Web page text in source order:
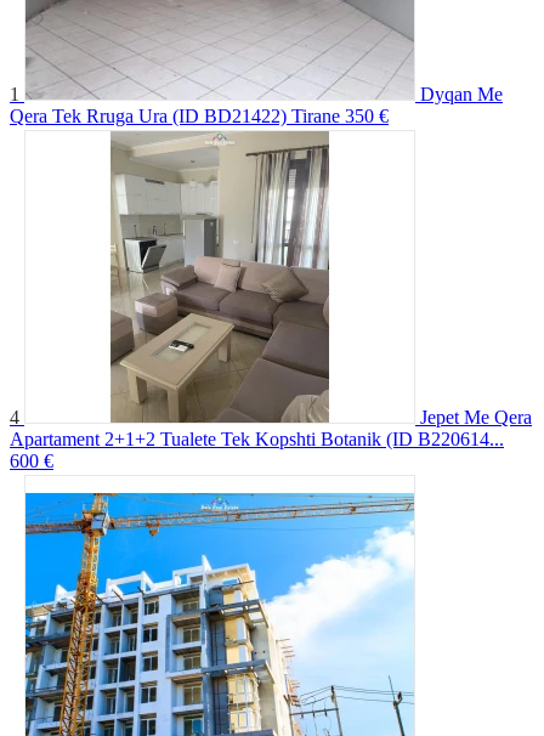
1
Dyqan Me
Qera Tek Rruga Ura (ID BD21422) Tirane 350 €
4
Jepet Me Qera
Apartament 2+1+2 Tualete Tek Kopshti Botanik (ID B220614...
600 €